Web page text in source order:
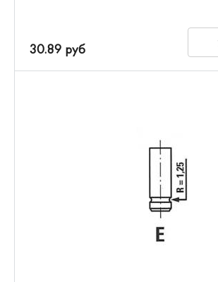
30.89 руб